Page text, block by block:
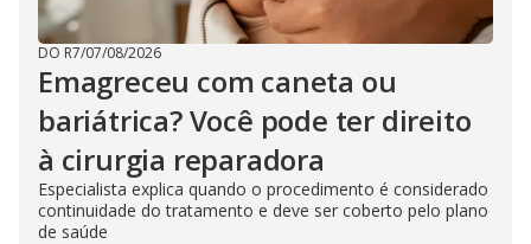
DO R7/07/08/2026
Emagreceu com caneta ou
bariátrica? Você pode ter direito
à cirurgia reparadora
Especialista explica quando o procedimento é considerado
continuidade do tratamento e deve ser coberto pelo plano
de saúde